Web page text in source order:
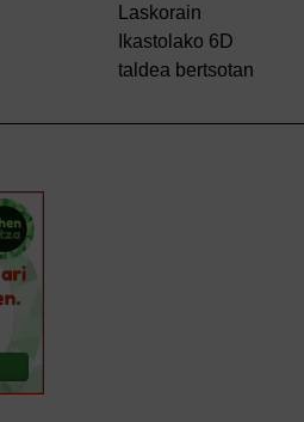
Laskorain
Ikastolako 6D
taldea bertsotan